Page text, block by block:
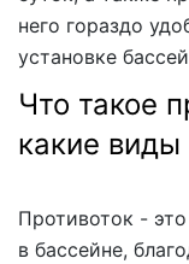
него гораздо
установке
Что такое
какие
Противоток -
в бассейне,